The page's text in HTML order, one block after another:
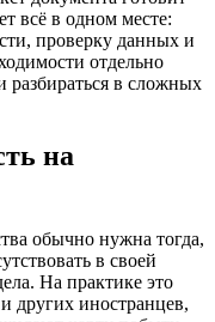
всё в одном месте:
проверку данных и
отдельно
разбираться в сложных
на
обычно нужна тогда,
в своей
На практике это
других иностранцев,